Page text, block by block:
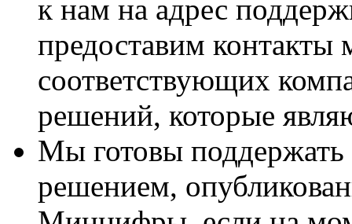
к нам на адрес
предоставим контакты
соответствующих
решений, которые
Мы готовы
решением,